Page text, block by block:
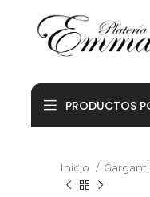
PRODUCTOS
Inicio